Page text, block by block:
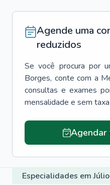
Agende uma
reduzidos
Se você procura por
Borges, conte com a
consultas e exames
mensalidade e sem
Especialidades em